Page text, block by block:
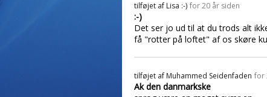
tilføjet af Lisa :-) for 20 år siden
:-)
Det ser jo ud til at du trods alt
få "rotter på loftet" af os skøre
tilføjet af Muhammed Seidenfaden for
Ak den danmarkske